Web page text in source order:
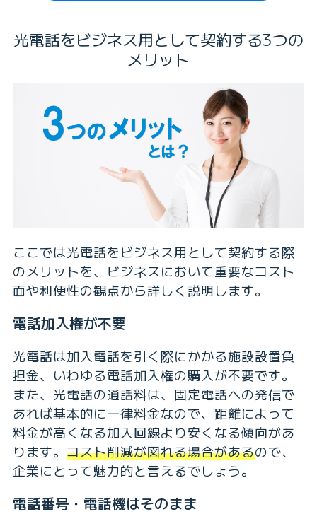
光電話をビジネス用として契約する3つの
メリット
ここでは光電話をビジネス用として契約する際
のメリットを、ビジネスにおいて重要なコスト
面や利便性の観点から詳しく説明します。
電話加入権が不要
光電話は加入電話を引く際にかかる施設設置負
担金、いわゆる電話加入権の購入が不要です。
また、光電話の通話料は、固定電話への発信で
あれば基本的に一律料金なので、距離によって
料金が高くなる加入回線より安くなる傾向があ
ります。 コスト削減が図れる場合があるので、
企業にとって魅力的と言えるでしょう。
電話番号・電話機はそのまま